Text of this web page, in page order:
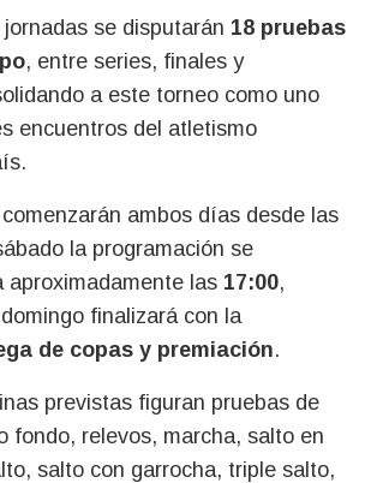
se disputarán 18 pruebas
, entre series, finales y
a este torneo como uno
encuentros del atletismo
ambos días desde las
la programación se
aproximadamente las 17:00,
finalizará con la
de copas y premiación.
previstas figuran pruebas de
fondo, relevos, marcha, salto en
salto con garrocha, triple salto,